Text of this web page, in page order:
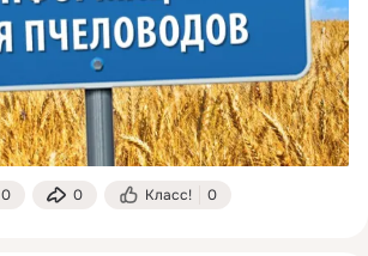
0 0 Класс! 0